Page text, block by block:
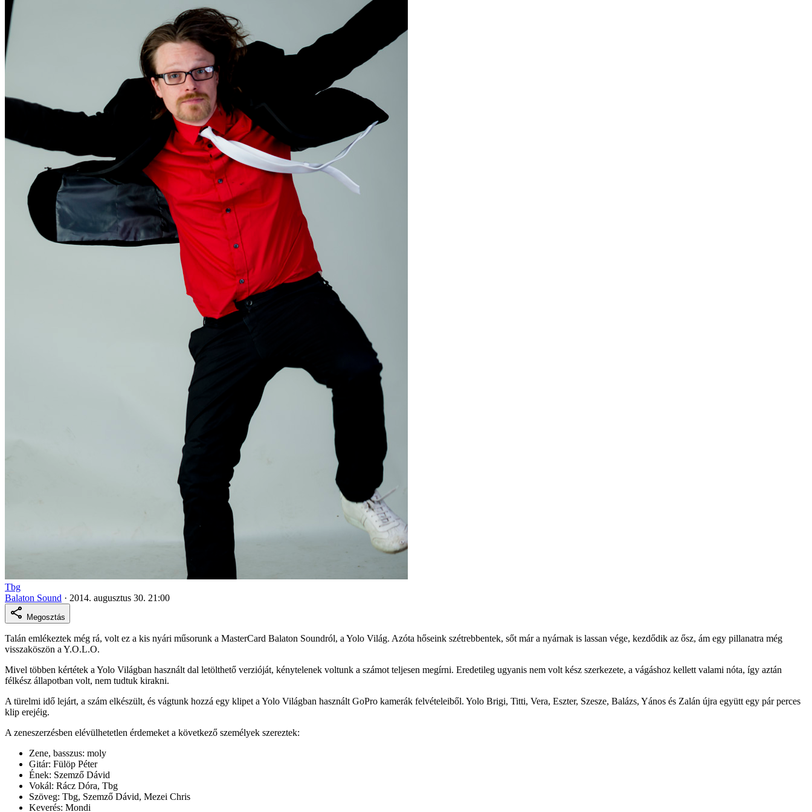
Tbg
Balaton Sound · 2014. augusztus 30. 21:00
Megosztás
Talán emlékeztek még rá, volt ez a kis nyári műsorunk a MasterCard Balaton Soundról, a Yolo Világ. Azóta hőseink szétrebbentek, sőt már a nyárnak is lassan vége, kezdődik az ősz, ám egy pillanatra még
visszaköszön a Y.O.L.O.
Mivel többen kértétek a Yolo Világban használt dal letölthető verzióját, kénytelenek voltunk a számot teljesen megírni. Eredetileg ugyanis nem volt kész szerkezete, a vágáshoz kellett valami nóta, így aztán
félkész állapotban volt, nem tudtuk kirakni.
A türelmi idő lejárt, a szám elkészült, és vágtunk hozzá egy klipet a Yolo Világban használt GoPro kamerák felvételeiből. Yolo Brigi, Titti, Vera, Eszter, Szesze, Balázs, Yános és Zalán újra együtt egy pár perces
klip erejéig.
A zeneszerzésben elévülhetetlen érdemeket a következő személyek szereztek:
Zene, basszus: moly
Gitár: Fülöp Péter
Ének: Szemző Dávid
Vokál: Rácz Dóra, Tbg
Szöveg: Tbg, Szemző Dávid, Mezei Chris
Keverés: Mondi